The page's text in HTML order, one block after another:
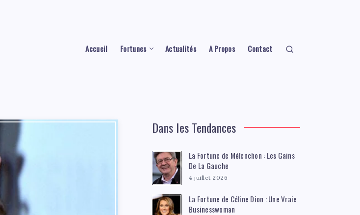
Accueil Fortunes Actualités A Propos Contact
Dans les Tendances
La Fortune de Mélenchon : Les Gains
De La Gauche
4 juillet 2026
La Fortune de Céline Dion : Une Vraie
Businesswoman